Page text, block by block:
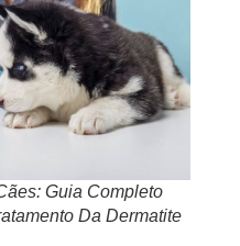
Guia Completo
Da Dermatite